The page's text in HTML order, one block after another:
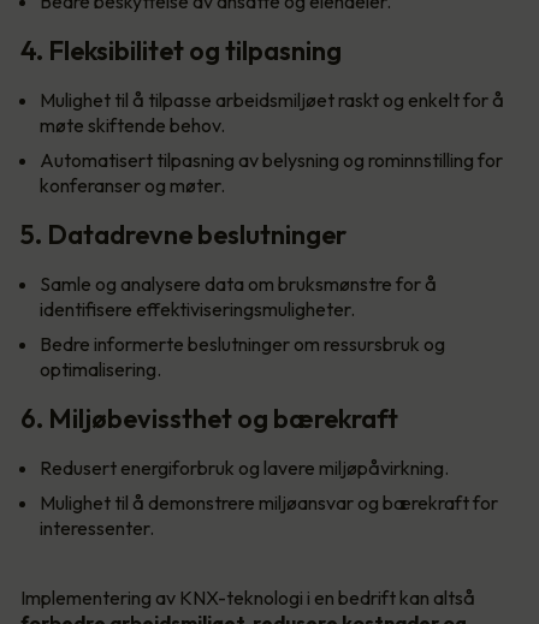
4. Fleksibilitet og tilpasning
Mulighet til å tilpasse arbeidsmiljøet raskt og enkelt for å
møte skiftende behov.
Automatisert tilpasning av belysning og rominnstilling for
konferanser og møter.
5. Datadrevne beslutninger
Samle og analysere data om bruksmønstre for å
identifisere effektiviseringsmuligheter.
Bedre informerte beslutninger om ressursbruk og
optimalisering.
6. Miljøbevissthet og bærekraft
Redusert energiforbruk og lavere miljøpåvirkning.
Mulighet til å demonstrere miljøansvar og bærekraft for
interessenter.
Implementering av KNX-teknologi i en bedrift kan altså